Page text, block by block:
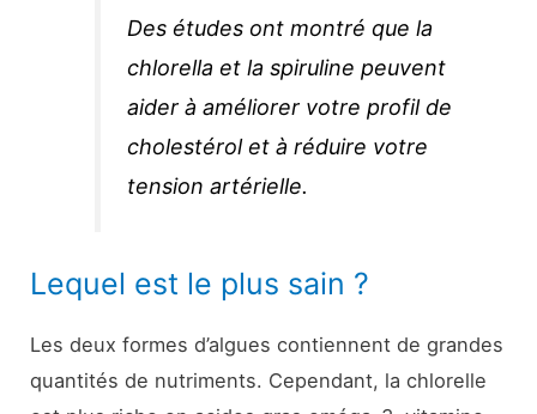
Des études ont montré que la
chlorella et la spiruline peuvent
aider à améliorer votre profil de
cholestérol et à réduire votre
tension artérielle.
Lequel est le plus sain ?
Les deux formes d’algues contiennent de grandes
quantités de nutriments. Cependant, la chlorelle